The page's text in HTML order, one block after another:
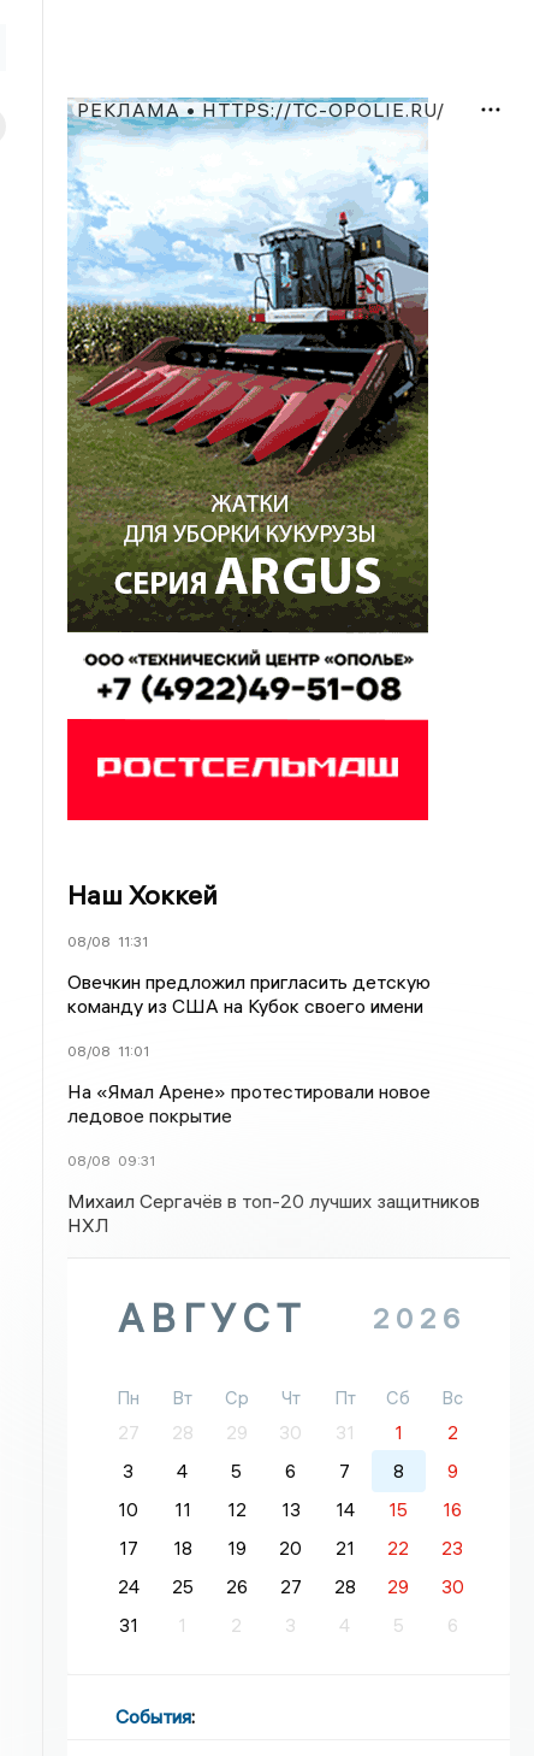
РЕКЛАМА • HTTPS://TC-OPOLIE.RU/
Наш Хоккей
08/08 11:31
Овечкин предложил пригласить детскую
команду из США на Кубок своего имени
08/08 11:01
На «Ямал Арене» протестировали новое
ледовое покрытие
08/08 09:31
Михаил Сергачёв в топ-20 лучших защитников
НХЛ
АВГУСТ 2026
Пн Вт Ср Чт Пт Сб
Вс
27
28 29 30 31 1
2
3
4 5 6 7 8
9
10
11 12 13 14 15
16
17
18 19 20 21 22
23
24
25 26 27 28 29
30
31
1 2 3 4 5 6
События: